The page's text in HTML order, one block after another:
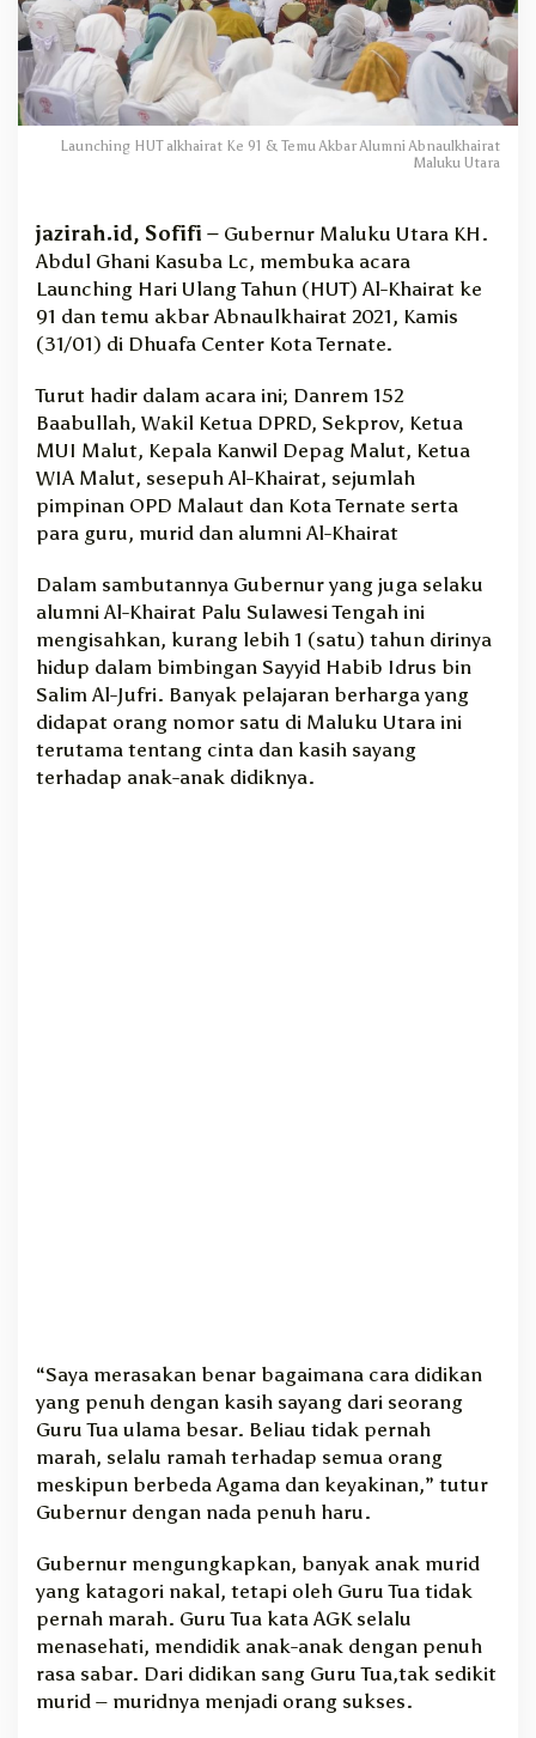
h
a
r
t
d
T
m
u
A
k
a
r
d
T
e
r
a
t
Launching HUT alkhairat Ke 91 & Temu Akbar Alumni Abnaulkhairat
Maluku Utara
jazirah.id, Sofifi – Gubernur Maluku Utara KH.
Abdul Ghani Kasuba Lc, membuka acara
Launching Hari Ulang Tahun (HUT) Al-Khairat ke
91 dan temu akbar Abnaulkhairat 2021, Kamis
(31/01) di Dhuafa Center Kota Ternate.
Turut hadir dalam acara ini; Danrem 152
Baabullah, Wakil Ketua DPRD, Sekprov, Ketua
MUI Malut, Kepala Kanwil Depag Malut, Ketua
WIA Malut, sesepuh Al-Khairat, sejumlah
pimpinan OPD Malaut dan Kota Ternate serta
para guru, murid dan alumni Al-Khairat
Dalam sambutannya Gubernur yang juga selaku
alumni Al-Khairat Palu Sulawesi Tengah ini
mengisahkan, kurang lebih 1 (satu) tahun dirinya
hidup dalam bimbingan Sayyid Habib Idrus bin
Salim Al-Jufri. Banyak pelajaran berharga yang
didapat orang nomor satu di Maluku Utara ini
terutama tentang cinta dan kasih sayang
terhadap anak-anak didiknya.
“Saya merasakan benar bagaimana cara didikan
yang penuh dengan kasih sayang dari seorang
Guru Tua ulama besar. Beliau tidak pernah
marah, selalu ramah terhadap semua orang
meskipun berbeda Agama dan keyakinan,” tutur
Gubernur dengan nada penuh haru.
Gubernur mengungkapkan, banyak anak murid
yang katagori nakal, tetapi oleh Guru Tua tidak
pernah marah. Guru Tua kata AGK selalu
menasehati, mendidik anak-anak dengan penuh
rasa sabar. Dari didikan sang Guru Tua,tak sedikit
murid – muridnya menjadi orang sukses.